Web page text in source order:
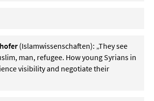
(Islamwissenschaften): „They see
man, refugee. How young Syrians in
visibility and negotiate their